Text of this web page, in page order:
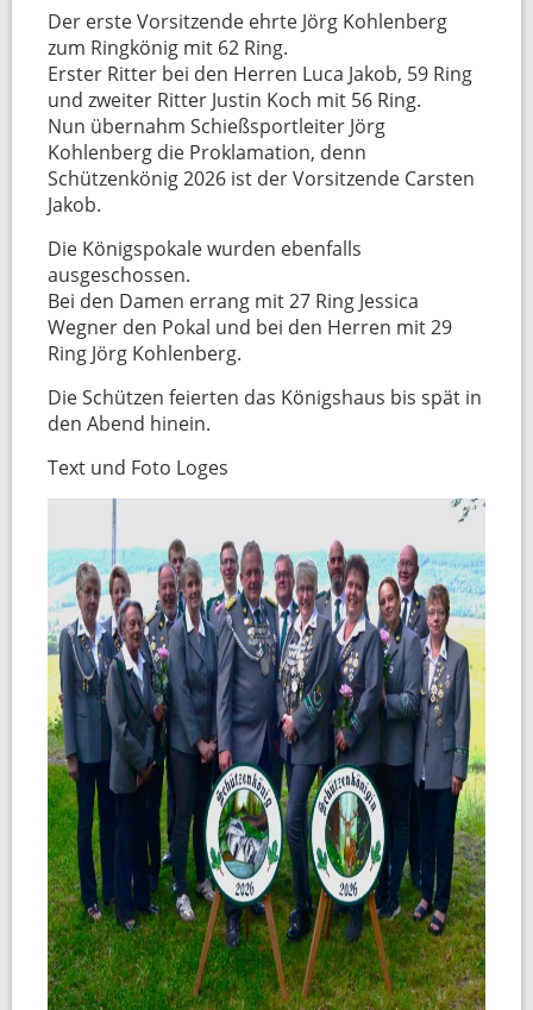
Der erste Vorsitzende ehrte Jörg Kohlenberg
zum Ringkönig mit 62 Ring.
Erster Ritter bei den Herren Luca Jakob, 59 Ring
und zweiter Ritter Justin Koch mit 56 Ring.
Nun übernahm Schießsportleiter Jörg
Kohlenberg die Proklamation, denn
Schützenkönig 2026 ist der Vorsitzende Carsten
Jakob.
Die Königspokale wurden ebenfalls
ausgeschossen.
Bei den Damen errang mit 27 Ring Jessica
Wegner den Pokal und bei den Herren mit 29
Ring Jörg Kohlenberg.
Die Schützen feierten das Königshaus bis spät in
den Abend hinein.
Text und Foto Loges